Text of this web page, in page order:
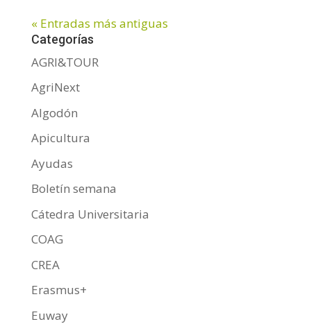
« Entradas más antiguas
Categorías
AGRI&TOUR
AgriNext
Algodón
Apicultura
Ayudas
Boletín semana
Cátedra Universitaria
COAG
CREA
Erasmus+
Euway